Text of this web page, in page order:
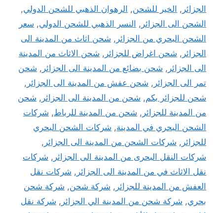
الجزائر , الخير للشحن, الرهوان الذهبي للشحن الدولي,
الشحن الى الجزائر , النسر الذهبي للشحن الدولي, سعر
الشحن البحري من الجزائر , شحن اثاث من المدينة الى
الجزائر , شحن اغراض للجزائر , شحن الاثاث من المدينة
الى الجزائر , شحن بضائع من المدينة الى الجزائر , شحن
تمر الى الجزائر , شحن عفش من المدينة الى الجزائر ,
شحن للجزائر بكم, شحن من المدينة الى الجزائر , شحن
من المدينة للجزائر , شحن من المدينة للرباط, شركات
الشحن البحري في المدينة, شركات الشحن البحري
للجزائر , شركات الشحن من المدينة الى الجزائر ,
شركات النقل البحرى من المدينة الى الجزائر , شركات
نقل الاثاث في من المدينة الى الجزائر , شركات نقل
العفش من المدينة للجزائر , شركة شحن, شركة شحن
بحري, شركة شحن من المدينة الي الجزائر , شركة نقل